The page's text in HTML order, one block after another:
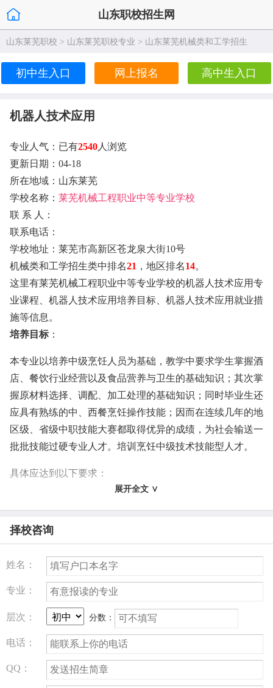
山东职校招生网
山东莱芜职校 > 山东莱芜职校专业 > 山东莱芜机械类和工学招生
初中生入口 网上报名 高中生入口
机器人技术应用
专业人气：已有2540 人浏览
更新日期：04-18
所在地域：山东莱芜
学校名称： 莱芜机械工程职业中等专业学校
联 系 人：
联系电话：
学校地址：莱芜市高新区苍龙泉大街10号
机械类和工学招生类中排名21 ，地区排名14。
这里有莱芜机械工程职业中等专业学校的机器人技术应用专
业课程、机器人技术应用培养目标、机器人技术应用就业措
施等信息。
培养目标：
本专业以培养中级烹饪人员为基础，教学中要求学生掌握酒
店、餐饮行业经营以及食品营养与卫生的基础知识；其次掌
握原材料选择、调配、加工处理的基础知识；同时毕业生还
应具有熟练的中、西餐烹饪操作技能；因而在连续几年的地
区级、省级中职技能大赛都取得优异的成绩，为社会输送一
批批技能过硬专业人才。培训烹饪中级技术技能型人才。
具体应达到以下要求：
有理想、有道德、有文化、有纪律热爱本职工作的劳动者；
2、 掌握饮食营养与卫生、饮食企业管理的基本理论；熟悉
原料的名称、产地、特点、用途、质量标准、品质鉴定和保
管方法；熟悉常用原料的涨发方法和烹饪的基本原理。
3、 掌握常用烹调的工艺流程和常用烹饪原料的加工方法。
能制作中档筵席，烹调出色、香、味、形俱佳的饮食品。
4、 本专业学生毕业时，可获得中级技工学校毕业证书，经
国家职业技能鉴定考试合格者可获得劳动保障行政部门颁发
展开全文 ∨
择校咨询
姓名：
专业：
层次： 分数：
电话：
QQ：